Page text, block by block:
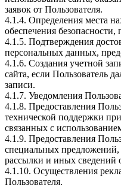
заявок от Пользователя.
4.1.4. Определения места
обеспечения
4.1.5. Подтверждения
персональных данных,
4.1.6. Создания учетной
сайта, если Пользователь
записи.
4.1.7. Уведомления
4.1.8. Предоставления
технической поддержки
связанных с
4.1.9. Предоставления
специальных
рассылки и иных сведений
4.1.10. Осуществления
Пользователя.